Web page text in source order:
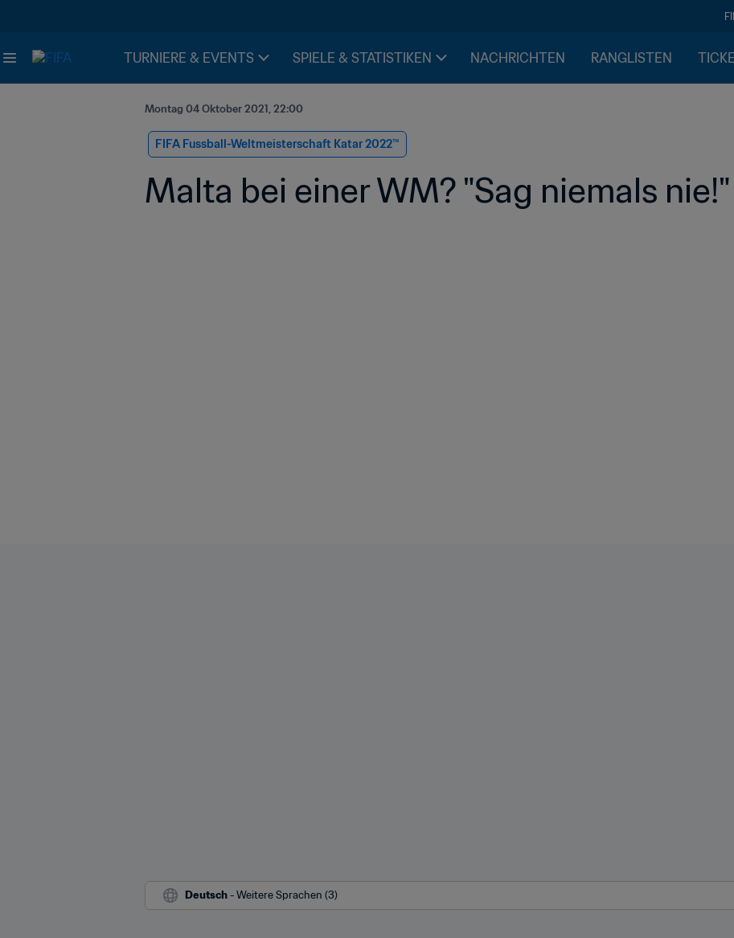
TURNIERE & EVENTS SPIELE & STATISTIKEN NACHRICHTEN RANGLISTEN
Montag 04 Oktober 2021, 22:00
FIFA Fussball-Weltmeisterschaft Katar 2022™
Malta bei einer WM? "Sag niemals nie!"
Deutsch - Weitere Sprachen (3)